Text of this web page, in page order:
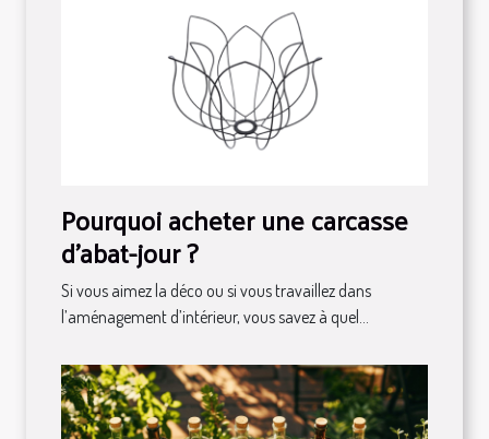
Pourquoi acheter une carcasse
d'abat-jour ?
Si vous aimez la déco ou si vous travaillez dans
l’aménagement d’intérieur, vous savez à quel...